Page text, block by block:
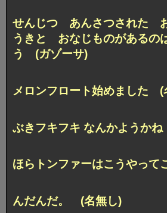
せんじつ あんさつされた
うきと おなじものがあるの
う (ガゾーサ)
メロンフロート始めました (
ぶきフキフキ なんかようか
ほらトンファーはこうやっ
んだんだ。 (名無し)